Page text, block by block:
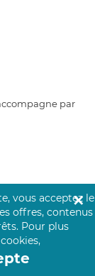
par
vous acceptez le
offres, contenus
Pour plus
✕